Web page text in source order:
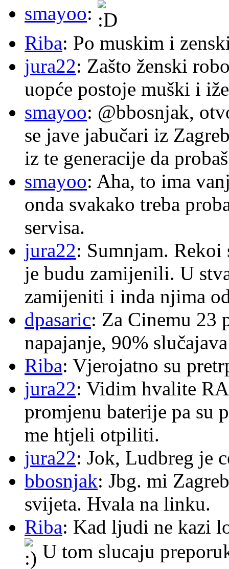
smayoo:
Riba: Po muskim i
jura22: Zašto ženski
uopće postoje muški i
smayoo: @bbosnjak,
se jave jabučari iz
iz te generacije da
smayoo: Aha, to ima
onda svakako treba
servisa.
jura22: Sumnjam. Rekoi
je budu zamijenili. U
zamijeniti i inda njima
dpasaric: Za Cinemu 23
napajanje, 90%
Riba: Vjerojatno su
jura22: Vidim hvalite
promjenu baterije pa su
me htjeli otpiliti.
jura22: Jok, Ludbreg je
bbosnjak: Jbg. mi
svijeta. Hvala na linku.
Riba: Kad ljudi ne kazi
U tom slucaju